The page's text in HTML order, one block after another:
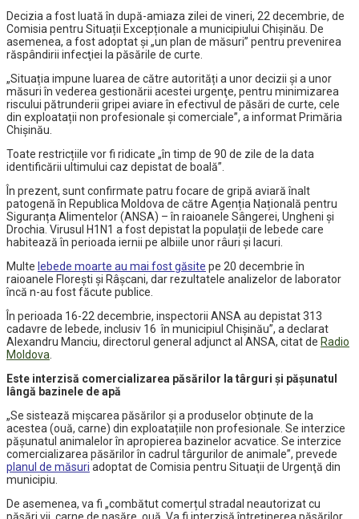
Decizia a fost luată în după-amiaza zilei de vineri, 22 decembrie, de
Comisia pentru Situații Excepționale a municipiului Chișinău. De
asemenea, a fost adoptat şi „un plan de măsuri” pentru prevenirea
răspândirii infecţiei la păsările de curte.
„Situația impune luarea de către autorități a unor decizii și a unor
măsuri în vederea gestionării acestei urgenţe, pentru minimizarea
riscului pătrunderii gripei aviare în efectivul de păsări de curte, cele
din exploatații non profesionale și comerciale”, a informat Primăria
Chişinău.
Toate restricțiile vor fi ridicate „în timp de 90 de zile de la data
identificării ultimului caz depistat de boală”.
În prezent, sunt confirmate patru focare de gripă aviară înalt
patogenă în Republica Moldova de către Agenția Națională pentru
Siguranța Alimentelor (ANSA) – în raioanele Sângerei, Ungheni și
Drochia. Virusul H1N1 a fost depistat la populații de lebede care
habitează în perioada iernii pe albiile unor râuri și lacuri.
Multe lebede moarte au mai fost găsite pe 20 decembrie în
raioanele Floreşti şi Râşcani, dar rezultatele analizelor de laborator
încă n-au fost făcute publice.
În perioada 16-22 decembrie, inspectorii ANSA au depistat 313
cadavre de lebede, inclusiv 16 în municipiul Chișinău”, a declarat
Alexandru Manciu, directorul general adjunct al ANSA, citat de Radio
Moldova
Este interzisă comercializarea păsărilor la târguri şi păşunatul
lângă bazinele de apă
„Se sistează mișcarea păsărilor și a produselor obținute de la
acestea (ouă, carne) din exploatațiile non profesionale. Se interzice
pășunatul animalelor în apropierea bazinelor acvatice. Se interzice
comercializarea păsărilor în cadrul târgurilor de animale”, prevede
planul de măsuri adoptat de Comisia pentru Situaţii de Urgenţă din
municipiu.
De asemenea, va fi „combătut comerțul stradal neautorizat cu